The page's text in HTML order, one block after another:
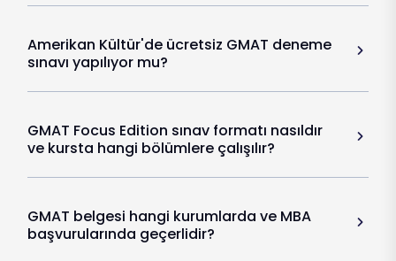
Amerikan Kültür'de ücretsiz GMAT deneme
sınavı yapılıyor mu?
GMAT Focus Edition sınav formatı nasıldır
ve kursta hangi bölümlere çalışılır?
GMAT belgesi hangi kurumlarda ve MBA
başvurularında geçerlidir?